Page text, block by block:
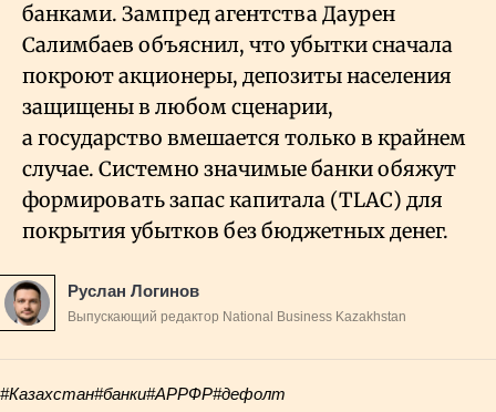
банками. Зампред агентства Даурен
Салимбаев объяснил, что убытки сначала
покроют акционеры, депозиты населения
защищены в любом сценарии,
а государство вмешается только в крайнем
случае. Системно значимые банки обяжут
формировать запас капитала (TLAC) для
покрытия убытков без бюджетных денег.
Руслан Логинов
Выпускающий редактор National Business Kazakhstan
#Казахстан#банки#АРРФР#дефолт